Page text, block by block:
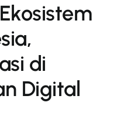
di
Digital